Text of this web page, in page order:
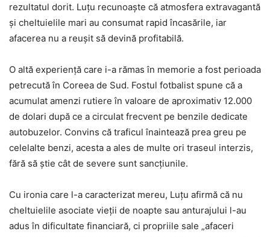
rezultatul dorit. Luțu recunoaște că atmosfera extravagantă
și cheltuielile mari au consumat rapid încasările, iar
afacerea nu a reușit să devină profitabilă.
O altă experiență care i-a rămas în memorie a fost perioada
petrecută în Coreea de Sud. Fostul fotbalist spune că a
acumulat amenzi rutiere în valoare de aproximativ 12.000
de dolari după ce a circulat frecvent pe benzile dedicate
autobuzelor. Convins că traficul înaintează prea greu pe
celelalte benzi, acesta a ales de multe ori traseul interzis,
fără să știe cât de severe sunt sancțiunile.
Cu ironia care l-a caracterizat mereu, Luțu afirmă că nu
cheltuielile asociate vieții de noapte sau anturajului l-au
adus în dificultate financiară, ci propriile sale „afaceri